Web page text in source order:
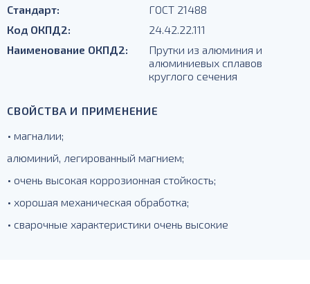
Стандарт:
ГОСТ 21488
Код ОКПД2:
24.42.22.111
Наименование ОКПД2:
Прутки из алюминия и
алюминиевых сплавов
круглого сечения
СВОЙСТВА И ПРИМЕНЕНИЕ
• магналии;
алюминий, легированный магнием;
• очень высокая коррозионная стойкость;
• хорошая механическая обработка;
• сварочные характеристики очень высокие